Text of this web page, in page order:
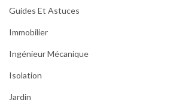
Guides Et Astuces
Immobilier
Ingénieur Mécanique
Isolation
Jardin